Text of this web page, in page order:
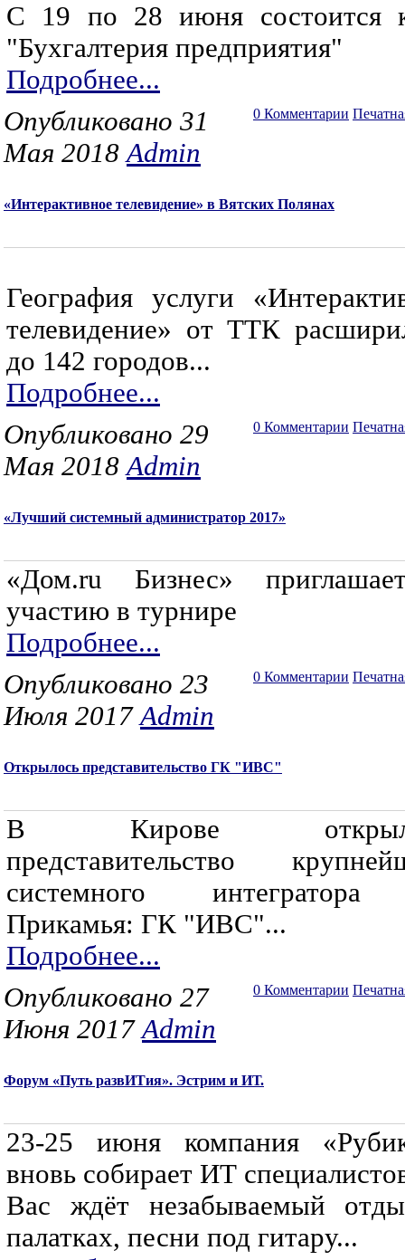
С 19 по 28 июня состоится
"Бухгалтерия предприятия"
Подробнее...
0 Комментарии
Опубликовано 31
Мая 2018Admin
«Интерактивное телевидение» в Вятских Полянах
География услуги
телевидение» от ТТК
до 142 городов...
Подробнее...
0 Комментарии
Опубликовано 29
Мая 2018Admin
«Лучший системный администратор 2017»
«Дом.ru Бизнес»
участию в турнире
Подробнее...
0 Комментарии
Опубликовано 23
Июля 2017Admin
Открылось представительство ГК "ИВС"
В Кирове
представительство
системного
Прикамья: ГК "ИВС"...
Подробнее...
0 Комментарии
Опубликовано 27
Июня 2017Admin
Форум «Путь развИТия». Эстрим и ИТ.
23-25 июня компания
вновь собирает ИТ
Вас ждёт незабываемый
палатках, песни под гитару...